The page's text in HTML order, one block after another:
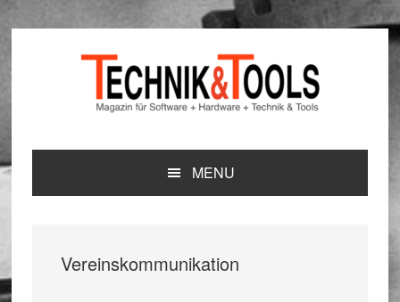
Zur
Hauptnavigation
Zum
Inhalt
Zur
Seitenspalte
MENU
Vereinskommunikation